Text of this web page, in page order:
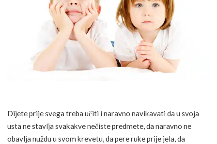
Dijete prije svega treba učiti i naravno navikavati da u svoja
usta ne stavlja svakakve nečiste predmete, da naravno ne
obavlja nuždu u svom krevetu, da pere ruke prije jela, da